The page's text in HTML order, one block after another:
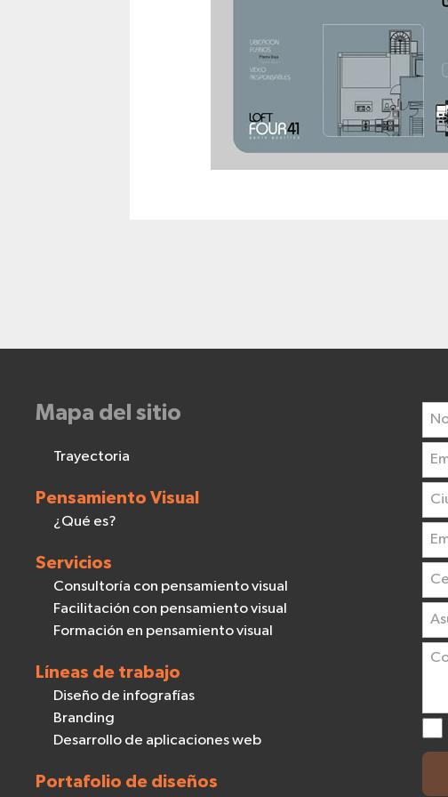
Mapa del sitio
Trayectoria
Pensamiento Visual
¿Qué es?
Servicios
Consultoría con pensamiento visual
Facilitación con pensamiento visual
Formación en pensamiento visual
Líneas de trabajo
Diseño de infografías
Branding
Desarrollo de aplicaciones web
Portafolio de diseños